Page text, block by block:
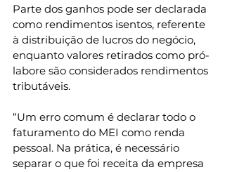
Parte dos ganhos pode ser declarada
como rendimentos isentos, referente
à distribuição de lucros do negócio,
enquanto valores retirados como pró-
labore são considerados rendimentos
tributáveis.
“Um erro comum é declarar todo o
faturamento do MEI como renda
pessoal. Na prática, é necessário
separar o que foi receita da empresa